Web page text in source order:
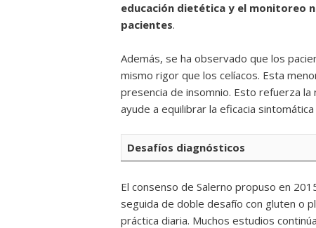
educación dietética y el monitoreo
pacientes.
Además, se ha observado que los
mismo rigor que los celíacos. Esta
presencia de insomnio. Esto refuerza la
ayude a equilibrar la eficacia
Desafíos diagnósticos
El consenso de Salerno propuso en
seguida de doble desafío con gluten o
práctica diaria. Muchos estudios